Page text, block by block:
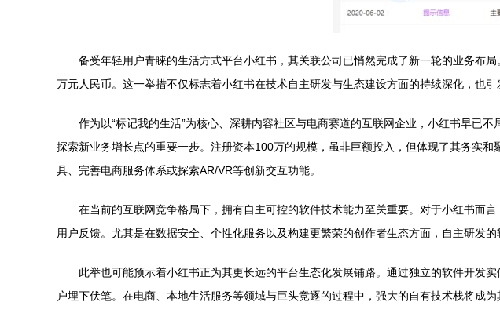
备受年轻用户青睐的生活方式平台小红书，其关联公司已悄然完成了新一轮的业务布
万元人民币。这一举措不仅标志着小红书在技术自主研发与生态建设方面的持续深化，也引
作为以“标记我的生活”为核心、深耕内容社区与电商赛道的互联网企业，小红书早已
探索新业务增长点的重要一步。注册资本100万的规模，虽非巨额投入，但体现了其务实
具、完善电商服务体系或探索AR/VR等创新交互功能。
在当前的互联网竞争格局下，拥有自主可控的软件技术能力至关重要。对于小红书而
用户反馈。尤其是在数据安全、个性化服务以及构建更繁荣的创作者生态方面，自主研发
此举也可能预示着小红书正为其更长远的平台生态化发展铺路。通过独立的软件开发
户埋下伏笔。在电商、本地生活服务等领域与巨头竞逐的过程中，强大的自有技术栈将成为